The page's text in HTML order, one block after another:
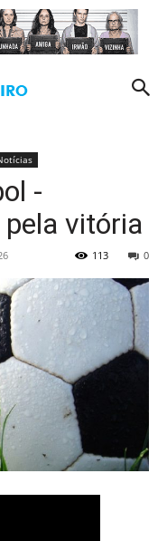
-
pela vitória
0
113